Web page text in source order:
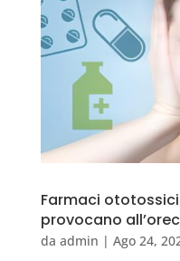
Farmaci
provocano
da admin | Ago 24,